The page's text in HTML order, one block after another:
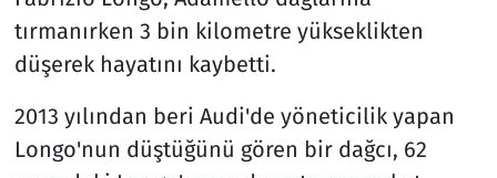
tırmanırken 3 bin kilometre yükseklikten
düşerek hayatını kaybetti.
2013 yılından beri Audi'de yöneticilik yapan
Longo'nun düştüğünü gören bir dağcı, 62
Teknoloji ve Bilim